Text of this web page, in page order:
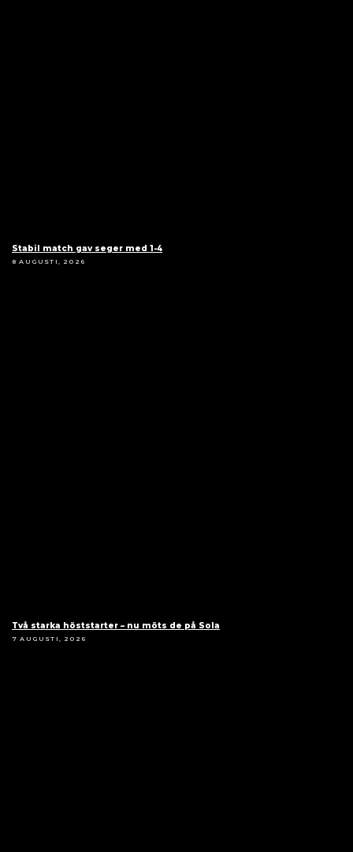
Stabil match gav seger med 1-4
8 AUGUSTI, 2026
Två starka höststarter – nu möts de på Sola
7 AUGUSTI, 2026